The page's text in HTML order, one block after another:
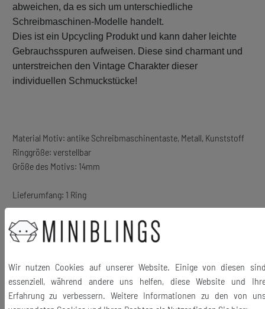
abweichen, da es sich um unterschiedliche
Schreibmaschinen-Modelle handelt.
Dies ist ein Upcycling Produkt und kann daher leichte
Gebrauchsspuren aufweisen. Diese sind charmant und
unterstreichen den Vintage Charakter dieser
individuellen Schmuckstücke!
Material Motiv: antike Schreibmaschinentaste, Metall, Kunststoff
Ringgröße: verstellbar
Größe des Motivs: 14mm
Lieferumfang: 1 Ring
Ähnliche Artikel
Wir nutzen Cookies auf unserer Website. Einige von diesen
essenziell, während andere uns helfen, diese Website und
Erfahrung zu verbessern. Weitere Informationen zu den von